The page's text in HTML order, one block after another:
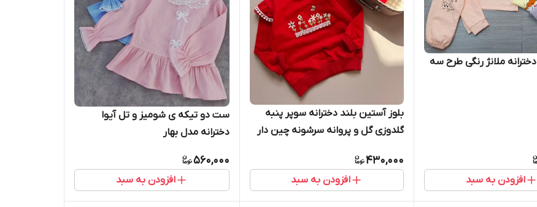
دخترانه ملانژ رنگی طرح سه
افزودن به سبد
بلوز آستین بلند دخترانه سوپر پنبه
گلدوزی گل و پروانه سرشونه چین دار
430,000
افزودن به سبد
ست دو تیکه ی شومیز و تل آیوا
دخترانه مدل بهار
560,000
افزودن به سبد